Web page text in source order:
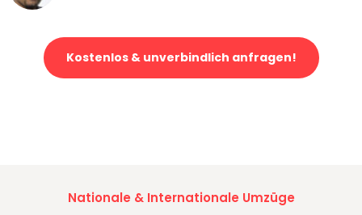
Kostenlos & unverbindlich anfragen!
Nationale & Internationale Umzüge